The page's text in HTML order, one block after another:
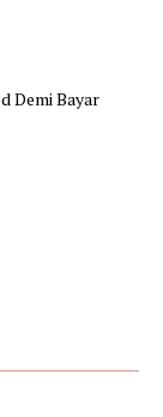
Demi Bayar